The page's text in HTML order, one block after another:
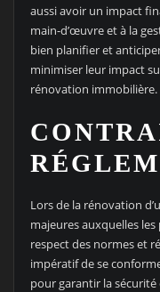
aussi avoir un impact
main-d’œuvre et à la
bien planifier et
minimiser leur impact
rénovation immobilière.
Lors de la rénovation
majeures auxquelles
respect des normes et
impératif de se
pour garantir la